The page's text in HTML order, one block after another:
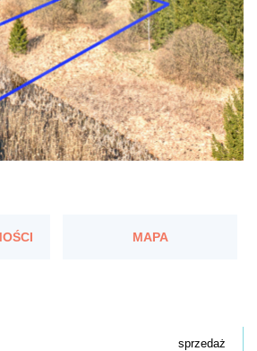
MAPA
sprzedaż